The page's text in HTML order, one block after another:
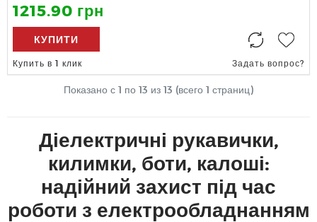
1215.90 грн
КУПИТИ
Купить в 1 клик Задать вопрос?
Показано с 1 по 13 из 13 (всего 1 страниц)
Діелектричні рукавички,
килимки, боти, калоші:
надійний захист під час
роботи з електрообладнанням